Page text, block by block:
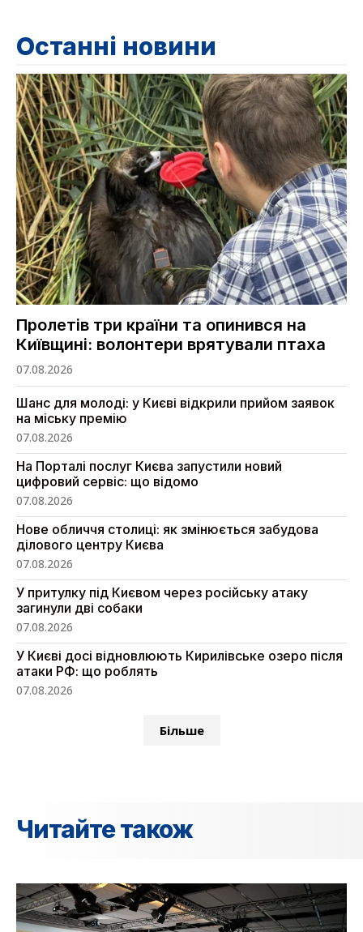
Останні новини
Пролетів три країни та опинився на
Київщині: волонтери врятували птаха
07.08.2026
Шанс для молоді: у Києві відкрили прийом заявок
на міську премію
07.08.2026
На Порталі послуг Києва запустили новий
цифровий сервіс: що відомо
07.08.2026
Нове обличчя столиці: як змінюється забудова
ділового центру Києва
07.08.2026
У притулку під Києвом через російську атаку
загинули дві собаки
07.08.2026
У Києві досі відновлюють Кирилівське озеро після
атаки РФ: що роблять
07.08.2026
Більше
Читайте також